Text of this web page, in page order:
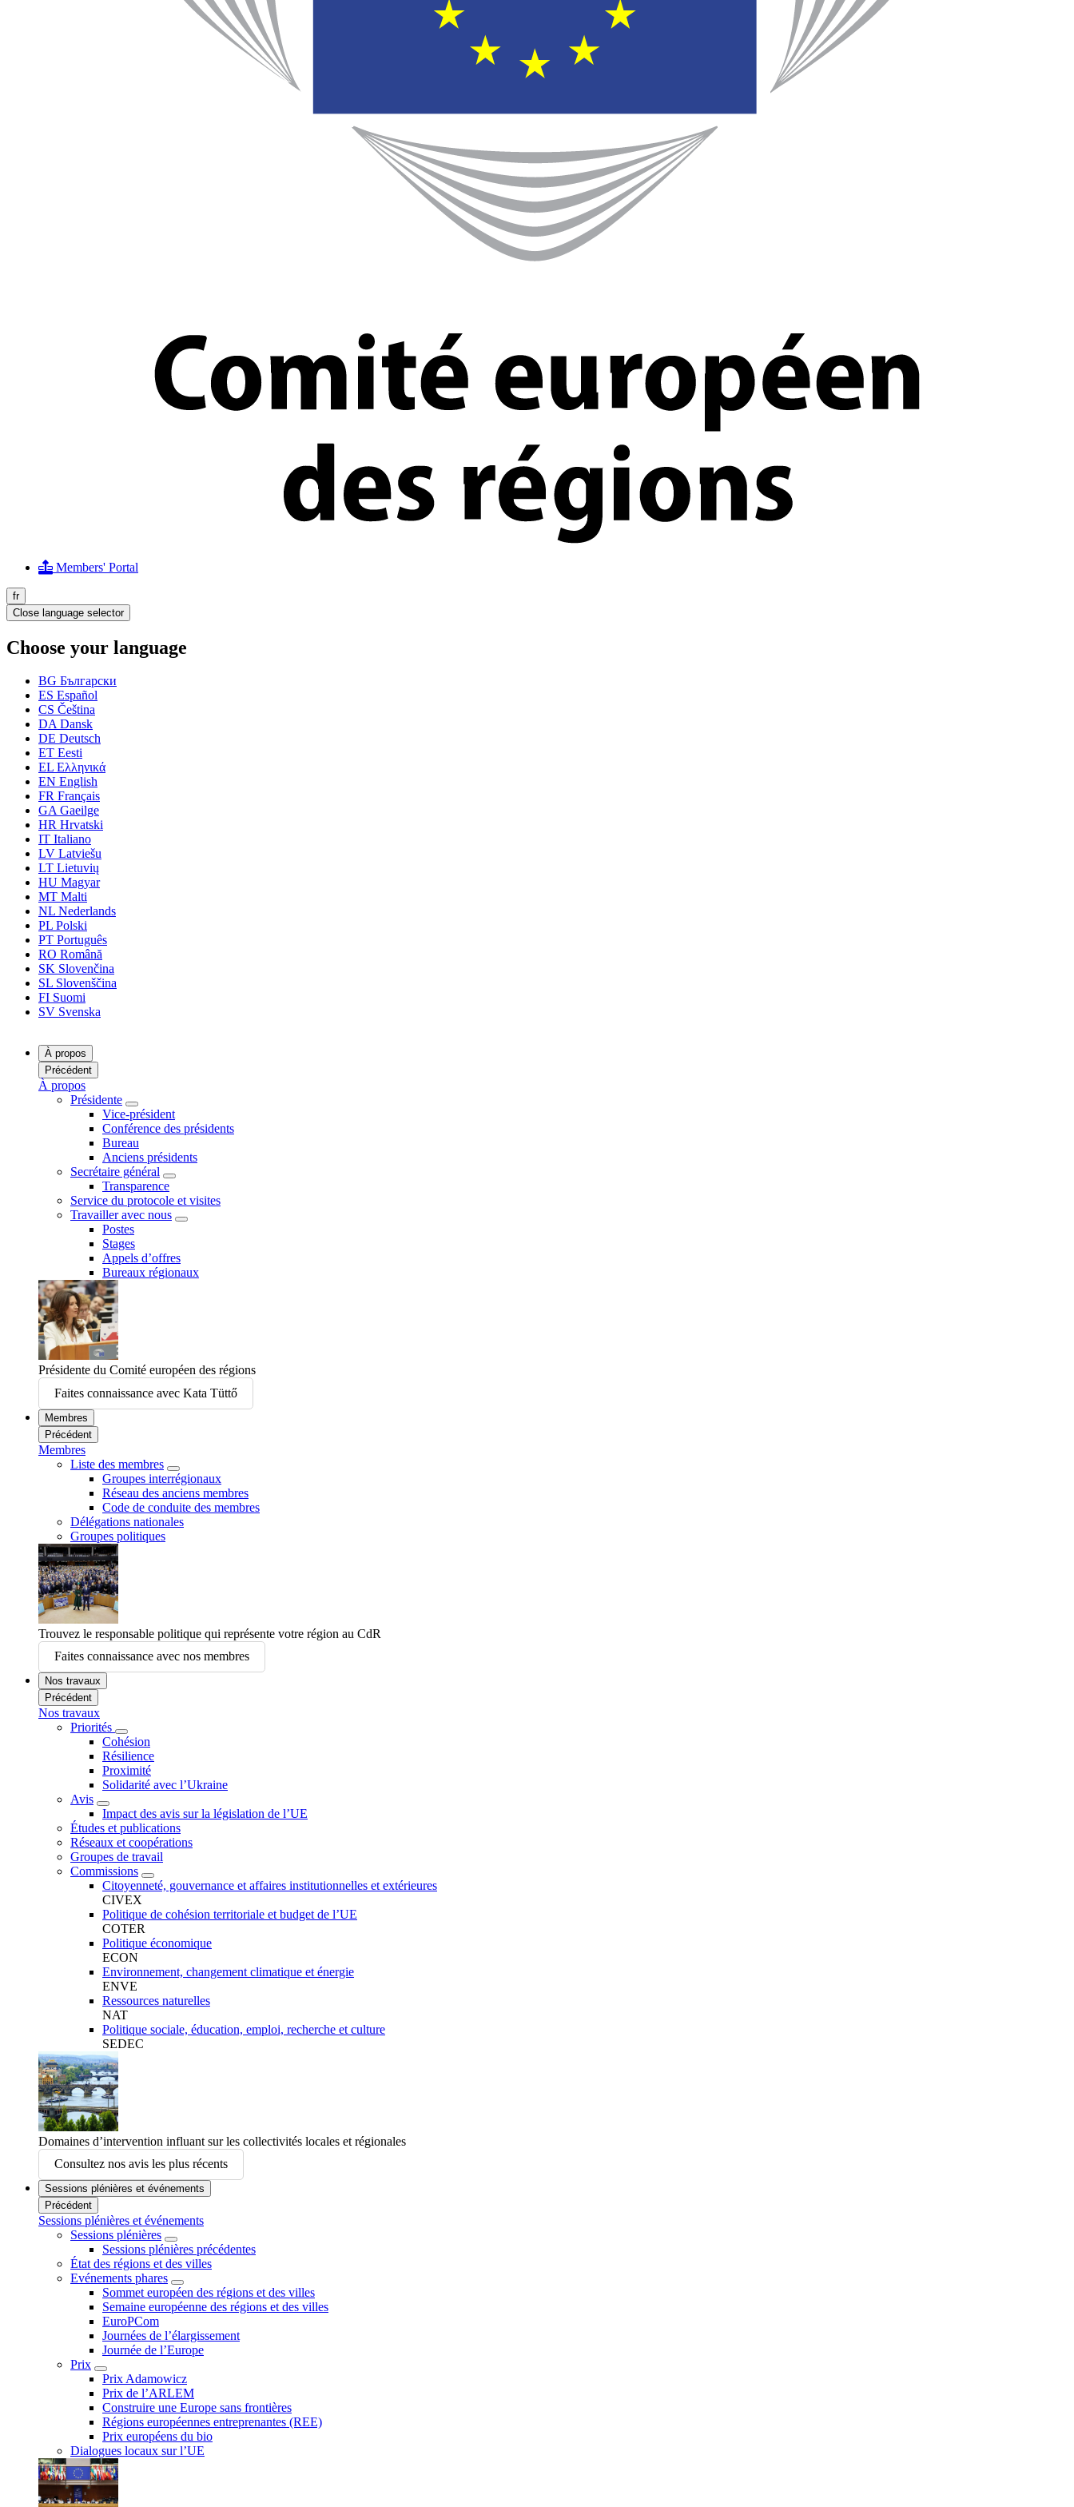
Members' Portal
fr
Close language selector
Choose your language
BG Български
ES Español
CS Čeština
DADansk
DE Deutsch
ET Eesti
EL Ελληνικά
EN English
FR Français
GAGaeilge
HR Hrvatski
IT Italiano
LV Latviešu
LT Lietuvių
HU Magyar
MT Malti
NL Nederlands
PL Polski
PT Português
RO Română
SK Slovenčina
SL Slovenščina
FI Suomi
SV Svenska
À propos
Précédent
À propos
Présidente
Vice-président
Conférence des présidents
Bureau
Anciens présidents
Secrétaire général
Transparence
Service du protocole et visites
Travailler avec nous
Postes
Stages
Appels d’offres
Bureaux régionaux
Présidente du Comité européen des régions
Faites connaissance avec Kata Tüttő
Membres
Précédent
Membres
Liste des membres
Groupes interrégionaux
Réseau des anciens membres
Code de conduite des membres
Délégations nationales
Groupes politiques
Trouvez le responsable politique qui représente votre région au CdR
Faites connaissance avec nos membres
Nos travaux
Précédent
Nos travaux
Priorités
Cohésion
Résilience
Proximité
Solidarité avec l’Ukraine
Avis
Impact des avis sur la législation de l’UE
Études et publications
Réseaux et coopérations
Groupes de travail
Commissions
Citoyenneté, gouvernance et affaires institutionnelles et extérieures
CIVEX
Politique de cohésion territoriale et budget de l’UE
COTER
Politique économique
ECON
Environnement, changement climatique et énergie
ENVE
Ressources naturelles
NAT
Politique sociale, éducation, emploi, recherche et culture
SEDEC
Domaines d’intervention influant sur les collectivités locales et régionales
Consultez nos avis les plus récents
Sessions plénières et événements
Précédent
Sessions plénières et événements
Sessions plénières
Sessions plénières précédentes
État des régions et des villes
Evénements phares
Sommet européen des régions et des villes
Semaine européenne des régions et des villes
EuroPCom
Journées de l’élargissement
Journée de l’Europe
Prix
Prix Adamowicz
Prix de l’ARLEM
Construire une Europe sans frontières
Régions européennes entreprenantes (REE)
Prix européens du bio
Dialogues locaux sur l’UE